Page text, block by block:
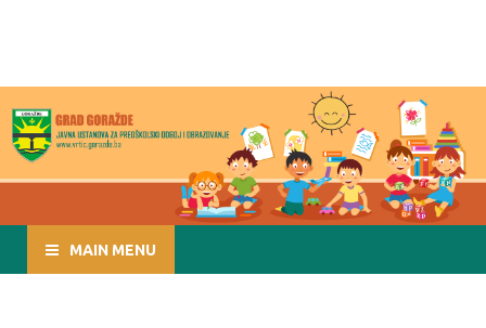
JU ZA PREDŠKOLSKI
ODGOJ I
OBRAZOVANJE
GORAŽDE
MAIN MENU